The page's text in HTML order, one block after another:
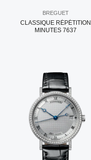
BREGUET
CLASSIQUE RÉPÉTITION
MINUTES 7637